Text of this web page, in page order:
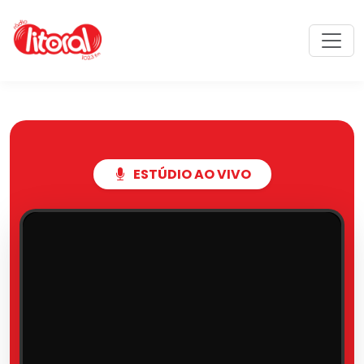
ESTÚDIO AO VIVO